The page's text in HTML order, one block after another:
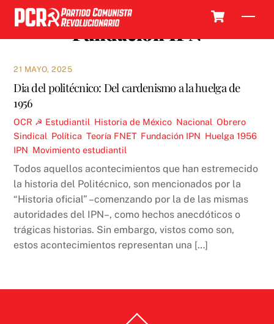
Skip
content
Fundación IPN
21 MAYO, 2025
Dia del politécnico: Del cardenismo a la huelga de
1956
OCR ☭ Estudiantil Historia de México Nacional ,Obrero
Sindical Política ,Teoría FNET, Fundación IPN Huelga 1956
IPN Movimiento estudiantil
Todos aquellos acontecimientos que han estremecido
la historia del Politécnico, son mencionados por la
“Historia oficial” –comenzando por la de las mismas
autoridades del IPN–, como hechos anecdóticos o
trágicas historias. Sin embargo, vistos como son,
estos acontecimientos representan una […]